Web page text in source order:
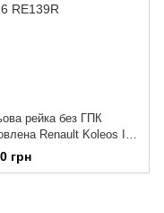
рейка без ГПК
Renault Koleos I
RE139R
грн